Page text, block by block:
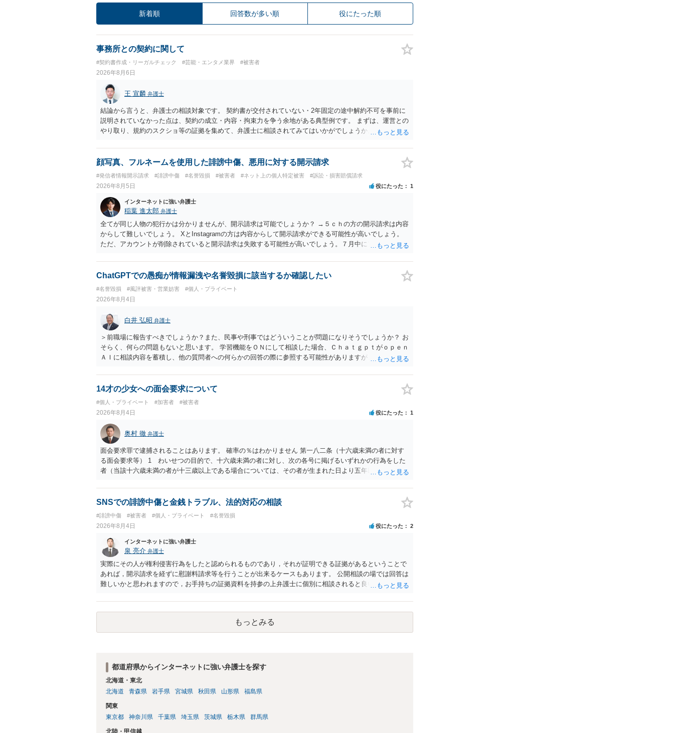
新着順 回答数が多い順 役にたった順
事務所との契約に関して
#契約書作成・リーガルチェック #芸能・エンタメ業界 #被害者
2026年8月6日
王 宣麟 弁護士
結論から言うと、弁護士の相談対象です。 契約書が交付されていない・2年固定の途中解約不可を事前に
説明されていなかった点は、契約の成立・内容・拘束力を争う余地がある典型例です。 まずは、運営との
やり取り、規約のスクショ等の証拠を集めて、弁護士に相談されてみてはいかがでしょうか。 また同時並
顔写真、フルネームを使用した誹謗中傷、悪用に対する開示請求
#発信者情報開示請求 #誹謗中傷 #名誉毀損 #被害者 #ネット上の個人特定被害 #訴訟・損害賠償請求
2026年8月5日 役にたった 1
インターネットに強い弁護士
稲葉 進太郎 弁護士
全てが同じ人物の犯行かは分かりませんが、開示請求は可能でしょうか？ →５ｃｈの方の開示請求は内容
からして難しいでしょう。 XとInstagramの方は内容からして開示請求ができる可能性が高いでしょう。
ただ、アカウントが削除されていると開示請求は失敗する可能性が高いでしょう。７月中にアカウントが
相手に全ての弁護士費用を負担させることは可能でしょうか？ →訴訟外の交渉で相手方が認めれば負担さ
せることができるでしょう。訴訟で判決となった場合は、実際の弁護士費用が認められる場合と認められ
ChatGPTでの愚痴が情報漏洩や名誉毀損に該当するか確認したい
#名誉毀損 #風評被害・営業妨害 #個人・プライベート
2026年8月4日
白井 弘昭 弁護士
＞前職場に報告すべきでしょうか？また、民事や刑事ではどういうことが問題になりそうでしょうか？ お
そらく、何らの問題もないと思います。 学習機能をＯＮにして相談した場合、Ｃｈａｔｇｐｔがｏｐｅｎ
ＡＩに相談内容を蓄積し、他の質問者への何らかの回答の際に参照する可能性がありますが、個人名や会
ので、その情報自体が、秘密情報に当たるとは思えませんし、名誉棄損として、個人や会社に対する誹謗
中傷の不特定多数への公開に当たるとも思われません。 もちろん、誰がその内容をｃｈａｔｇｐｔに入力
して書き込んだとしても）、相談者さんが刑事民事の責任に問われることはないでしょう。 私見ながらご
参考まで。
14才の少女への面会要求について
#個人・プライベート #加害者 #被害者
2026年8月4日 役にたった 1
奥村 徹 弁護士
面会要求罪で逮捕されることはあります。 確率の％はわかりません 第一八二条（十六歳未満の者に対す
る面会要求等） 1 わいせつの目的で、十六歳未満の者に対し、次の各号に掲げるいずれかの行為をした
者（当該十六歳未満の者が十三歳以上である場合については、その者が生まれた日より五年以上前の日に
又は誘惑して面会を要求すること。 二 拒まれたにもかかわらず、反復して面会を要求すること。 三
金銭その他の利益を供与し、又はその申込み若しくは約束をして面会を要求すること。 2前項の罪を犯
罰金に処する。
SNSでの誹謗中傷と金銭トラブル、法的対応の相談
#誹謗中傷 #被害者 #個人・プライベート #名誉毀損
2026年8月4日 役にたった 2
インターネットに強い弁護士
泉 亮介 弁護士
実際にその人が権利侵害行為をしたと認められるものであり，それが証明できる証拠があるということで
あれば，開示請求を経ずに慰謝料請求等を行うことが出来るケースもあります。 公開相談の場では回答は
難しいかと思われますので，お手持ちの証拠資料を持参の上弁護士に個別に相談されると良いでしょう。
もっとみる
都道府県からインターネットに強い弁護士を探す
北海道・東北
北海道
青森県 岩手県 宮城県 秋田県 山形県 福島県
関東
東京都
神奈川県 千葉県 埼玉県 茨城県 栃木県 群馬県
北陸・甲信越